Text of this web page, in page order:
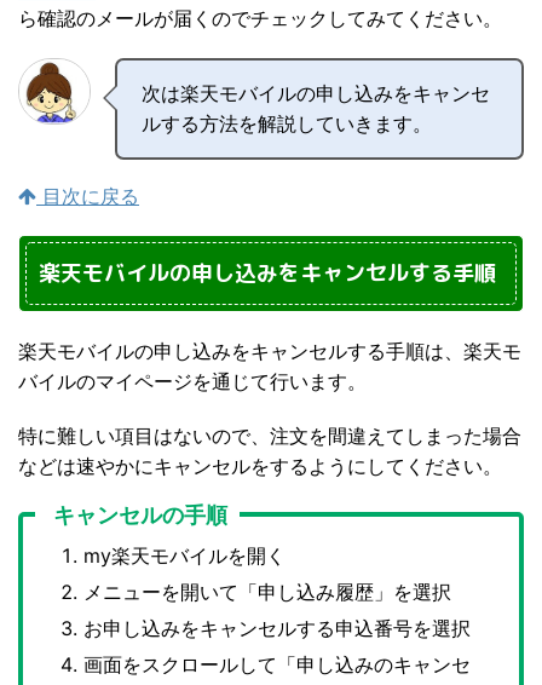
ら確認のメールが届くのでチェックしてみてください。
次は楽天モバイルの申し込みをキャンセ
ルする方法を解説していきます。
目次に戻る
楽天モバイルの申し込みをキャンセルする手順
楽天モバイルの申し込みをキャンセルする手順は、楽天モ
バイルのマイページを通じて行います。
特に難しい項目はないので、注文を間違えてしまった場合
などは速やかにキャンセルをするようにしてください。
キャンセルの手順
my楽天モバイルを開く
メニューを開いて「申し込み履歴」を選択
お申し込みをキャンセルする申込番号を選択
画面をスクロールして「申し込みのキャンセ